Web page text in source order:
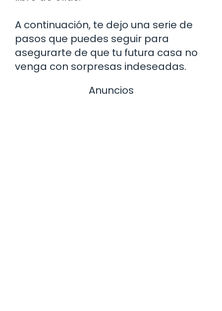
A continuación, te dejo una serie de
pasos que puedes seguir para
asegurarte de que tu futura casa no
venga con sorpresas indeseadas.
Anuncios